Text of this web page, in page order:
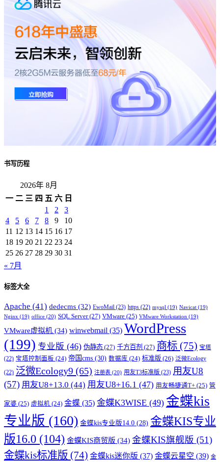
书写历程
2026年 8月
一 二 三 四 五 六 日
1
2
3
4
5 6 7 8 9
10
11 12 13 14 15 16 17
18 19 20 21 22 23 24
25 26 27 28 29 30 31
« 7月
标签大全
Apache (41) dedecms (32) EwoMail (23) https (22) mysql (19) Navicat (19)
Nginx (19) office (20) SQL Server(27) VMware (25) VMware Workstation (19)
VMware虚拟机 (34) winwebmail (35) WordPress
(199) 专业版 (46) 伪静态 (27) 千方百剂 (27) 商标 (75) 宝塔
(22) 宝塔控制面板 (24) 帝国cms (30) 数据库 (24) 标准版 (26) 泛微Ecology
(22) 泛微Ecology9 (65) 注册表 (20) 用友T3标准版 (23) 用友U8
(57) 用友U8+13.0 (44) 用友U8+16.1 (47) 用友畅捷通T+ (25) 管
家婆 (25) 虚拟机 (24) 金蝶 (35) 金蝶K3WISE (49) 金蝶kis
专业版 (160) 金蝶kis专业版14.0 (28) 金蝶KIS专业
版16.0 (104) 金蝶KIS商贸版 (34) 金蝶KIS旗舰版 (51)
金蝶kis标准版 (74) 金蝶kis迷你版 (37) 金蝶云星空 (39) 金